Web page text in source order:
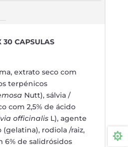
30 CAPSULAS
extrato seco com
terpénicos
Nutt), sálvia /
com 2,5% de ácido
officinalisL), agente
rodiola /raiz,
6% de salidrósidos
